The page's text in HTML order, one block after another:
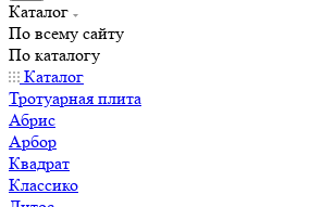
Каталог
По всему сайту
По каталогу
Каталог
Тротуарная плита
Абрис
Арбор
Квадрат
Классико